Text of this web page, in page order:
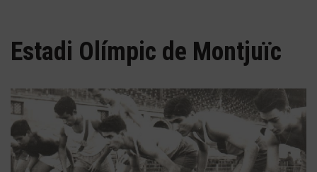
Estadi Olímpic de Montjuïc